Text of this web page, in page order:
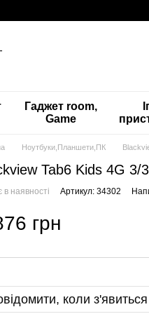
Гаджет room,
Game
Ноутбуки,Планшети,ПК
Tab6 Kids 4G 3/
в наявності Артикул: 34302
грн
коли з'явиться